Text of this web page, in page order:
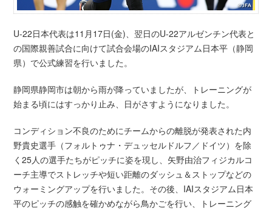
U-22日本代表は11月17日(金)、翌日のU-22アルゼンチン代表と
の国際親善試合に向けて試合会場のIAIスタジアム日本平（静岡
県）で公式練習を行いました。
静岡県静岡市は朝から雨が降っていましたが、トレーニングが
始まる頃にはすっかり止み、日がさすようになりました。
コンディション不良のためにチームからの離脱が発表された内
野貴史選手（フォルトゥナ・デュッセルドルフ／ドイツ）を除
く25人の選手たちがピッチに姿を現し、矢野由治フィジカルコ
ーチ主導でストレッチや短い距離のダッシュ＆ストップなどの
ウォーミングアップを行いました。その後、IAIスタジアム日本
平のピッチの感触を確かめながら鳥かごを行い、トレーニング